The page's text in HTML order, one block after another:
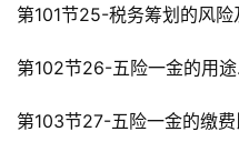
第101节25-税务筹划的风
第102节26-五险一金的用
第103节27-五险一金的缴